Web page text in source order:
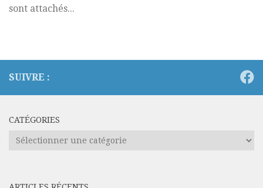
sont attachés...
SUIVRE :
CATÉGORIES
Catégories